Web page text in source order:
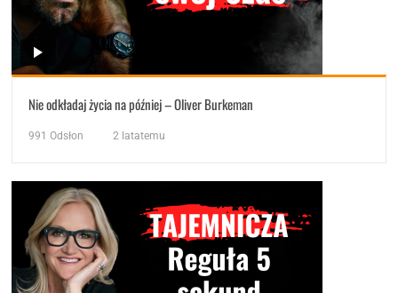
Nie odkładaj życia na później – Oliver Burkeman
991 Odsłon 2 latatemu